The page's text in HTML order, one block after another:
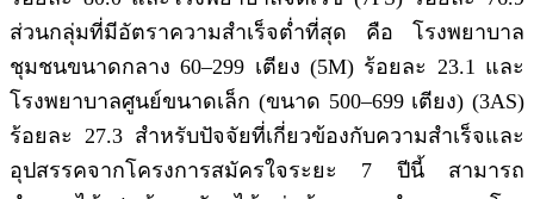
ส่วนกลุ่มที่มีอัตราความสำเร็จต่ำที่สุด คือ โรงพยาบาล
ชุมชนขนาดกลาง 60–299 เตียง (5M) ร้อยละ 23.1 และ
โรงพยาบาลศูนย์ขนาดเล็ก (ขนาด 500–699 เตียง) (3AS)
ร้อยละ 27.3 สำหรับปัจจัยที่เกี่ยวข้องกับความสำเร็จและ
อุปสรรคจากโครงการสมัครใจระยะ 7 ปีนี้ สามารถ